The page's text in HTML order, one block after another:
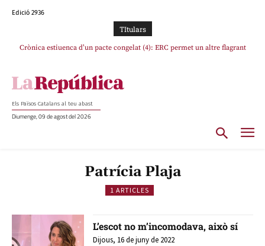
Edició 2936
TItulars
Crònica estiuenca d’un pacte congelat (4): ERC permet un altre flagrant
Els Països Catalans al teu abast
Diumenge, 09 de agost del 2026
Patrícia Plaja
1 ARTICLES
L’escot no m’incomodava, això sí
Dijous, 16 de juny de 2022